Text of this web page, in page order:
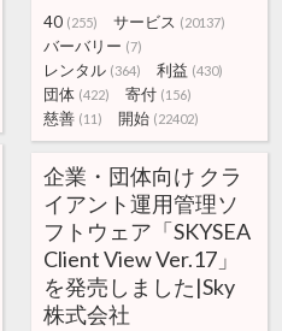
40 (255) サービス (20137)
バーバリー (7)
レンタル (364) 利益 (430)
団体 (422) 寄付 (156)
慈善 (11) 開始 (22402)
企業・団体向け クラ
イアント運用管理ソ
フトウェア「SKYSEA
Client View Ver.17」
を発売しました|Sky
株式会社